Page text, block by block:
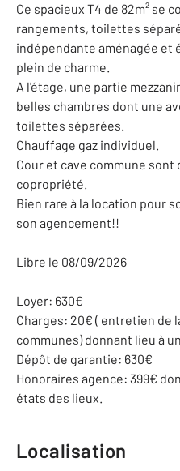
Ce spacieux T4 de 82m² se
rangements, toilettes
indépendante aménagée et
plein de charme.
A l'étage, une partie
belles chambres dont une
toilettes séparées.
Chauffage gaz individuel.
Cour et cave commune sont
copropriété.
Bien rare à la location pour
son agencement!!
Libre le 08/09/2026
Loyer: 630€
Charges: 20€ ( entretien de
communes) donnant lieu à
Dépôt de garantie: 630€
Honoraires agence: 399€
états des lieux.
Localisation